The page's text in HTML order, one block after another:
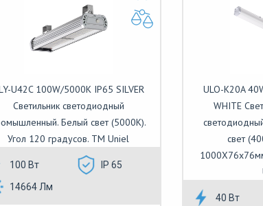
U42C 100W/5000K IP65 SILVER
Светильник светодиодный
Белый свет (5000K).
Угол 120 градусов. TM Uniel
100 Вт
IP 65
14664 Лм
ULO-K20A
WHITE
свет
40 Вт